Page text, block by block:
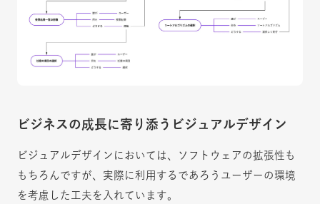
ビジネスの成長に寄り添うビジュアルデザイン
ビジュアルデザインにおいては、ソフトウェアの拡張性も
もちろんですが、実際に利用するであろうユーザーの環境
を考慮した工夫を入れています。